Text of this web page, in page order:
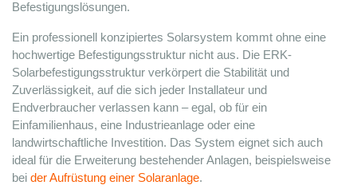
Befestigungslösungen.
Ein professionell konzipiertes Solarsystem kommt ohne eine
hochwertige Befestigungsstruktur nicht aus. Die ERK-
Solarbefestigungsstruktur verkörpert die Stabilität und
Zuverlässigkeit, auf die sich jeder Installateur und
Endverbraucher verlassen kann – egal, ob für ein
Einfamilienhaus, eine Industrieanlage oder eine
landwirtschaftliche Investition. Das System eignet sich auch
ideal für die Erweiterung bestehender Anlagen, beispielsweise
bei der Aufrüstung einer Solaranlage.